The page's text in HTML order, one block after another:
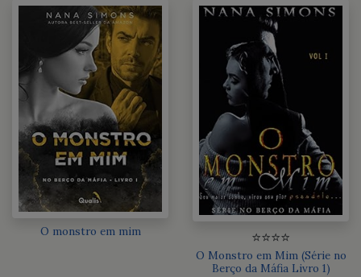
O monstro em mim ⭐⭐⭐⭐
O Monstro em Mim (Série no
Berço da Máfia Livro 1)